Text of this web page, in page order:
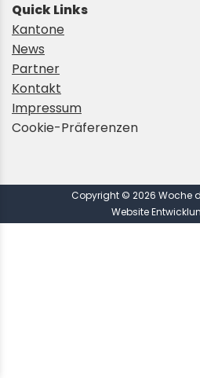
Quick Links
Kantone
News
Partner
Kontakt
Impressum
Cookie-Präferenzen
Copyright © 2026 Woche
Website